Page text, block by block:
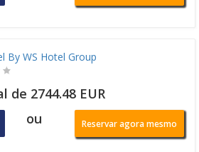
By WS Hotel Group
de 2744.48 EUR
ou Reservar agora mesmo